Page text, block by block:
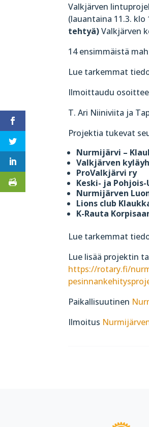
Valkjärven
(lauantaina 11.3. klo
tehtyä)Valkjärven
14 ensimmäistä
Lue tarkemmat
Ilmoittaudu
T. Ari Niiniviita ja
Projektia tukevat
Nurmijärvi –
Valkjärven
ProValkjärvi ry
Keski- ja
Nurmijärven
Lions club
K-Rauta
Lue tarkemmat
Lue lisää projektin
https://rotary.fi/
Paikallisuutinen
Ilmoitus